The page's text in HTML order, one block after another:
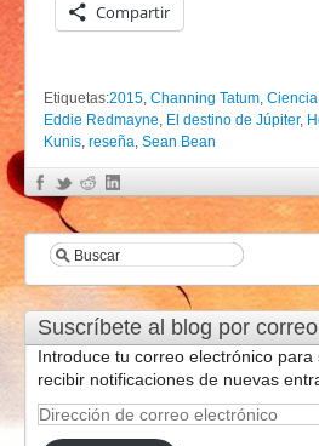
Compartir
Etiquetas:2015, Channing Tatum,
Eddie Redmayne, El destino de Júpiter,
Kunis, reseña, Sean Bean
Suscríbete al blog por
Introduce tu correo electrónico
recibir notificaciones de nuevas
Dirección